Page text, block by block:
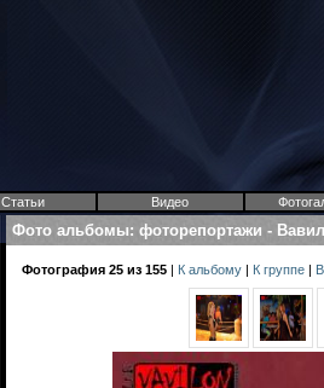
Статьи Видео
Фото альбомы: фоторепортажи -
Фотография 25 из 155 | К альбому | К группе |